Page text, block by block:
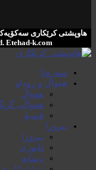
هاوپشتی کرێکاری
‌Etehad-k.com
سەرەتا
هەواڵ و ڕوداو
هەواڵ
هەواڵی
ڤیدیۆ
بیروڕا
بیروڕا
ئابوری
دیمانە